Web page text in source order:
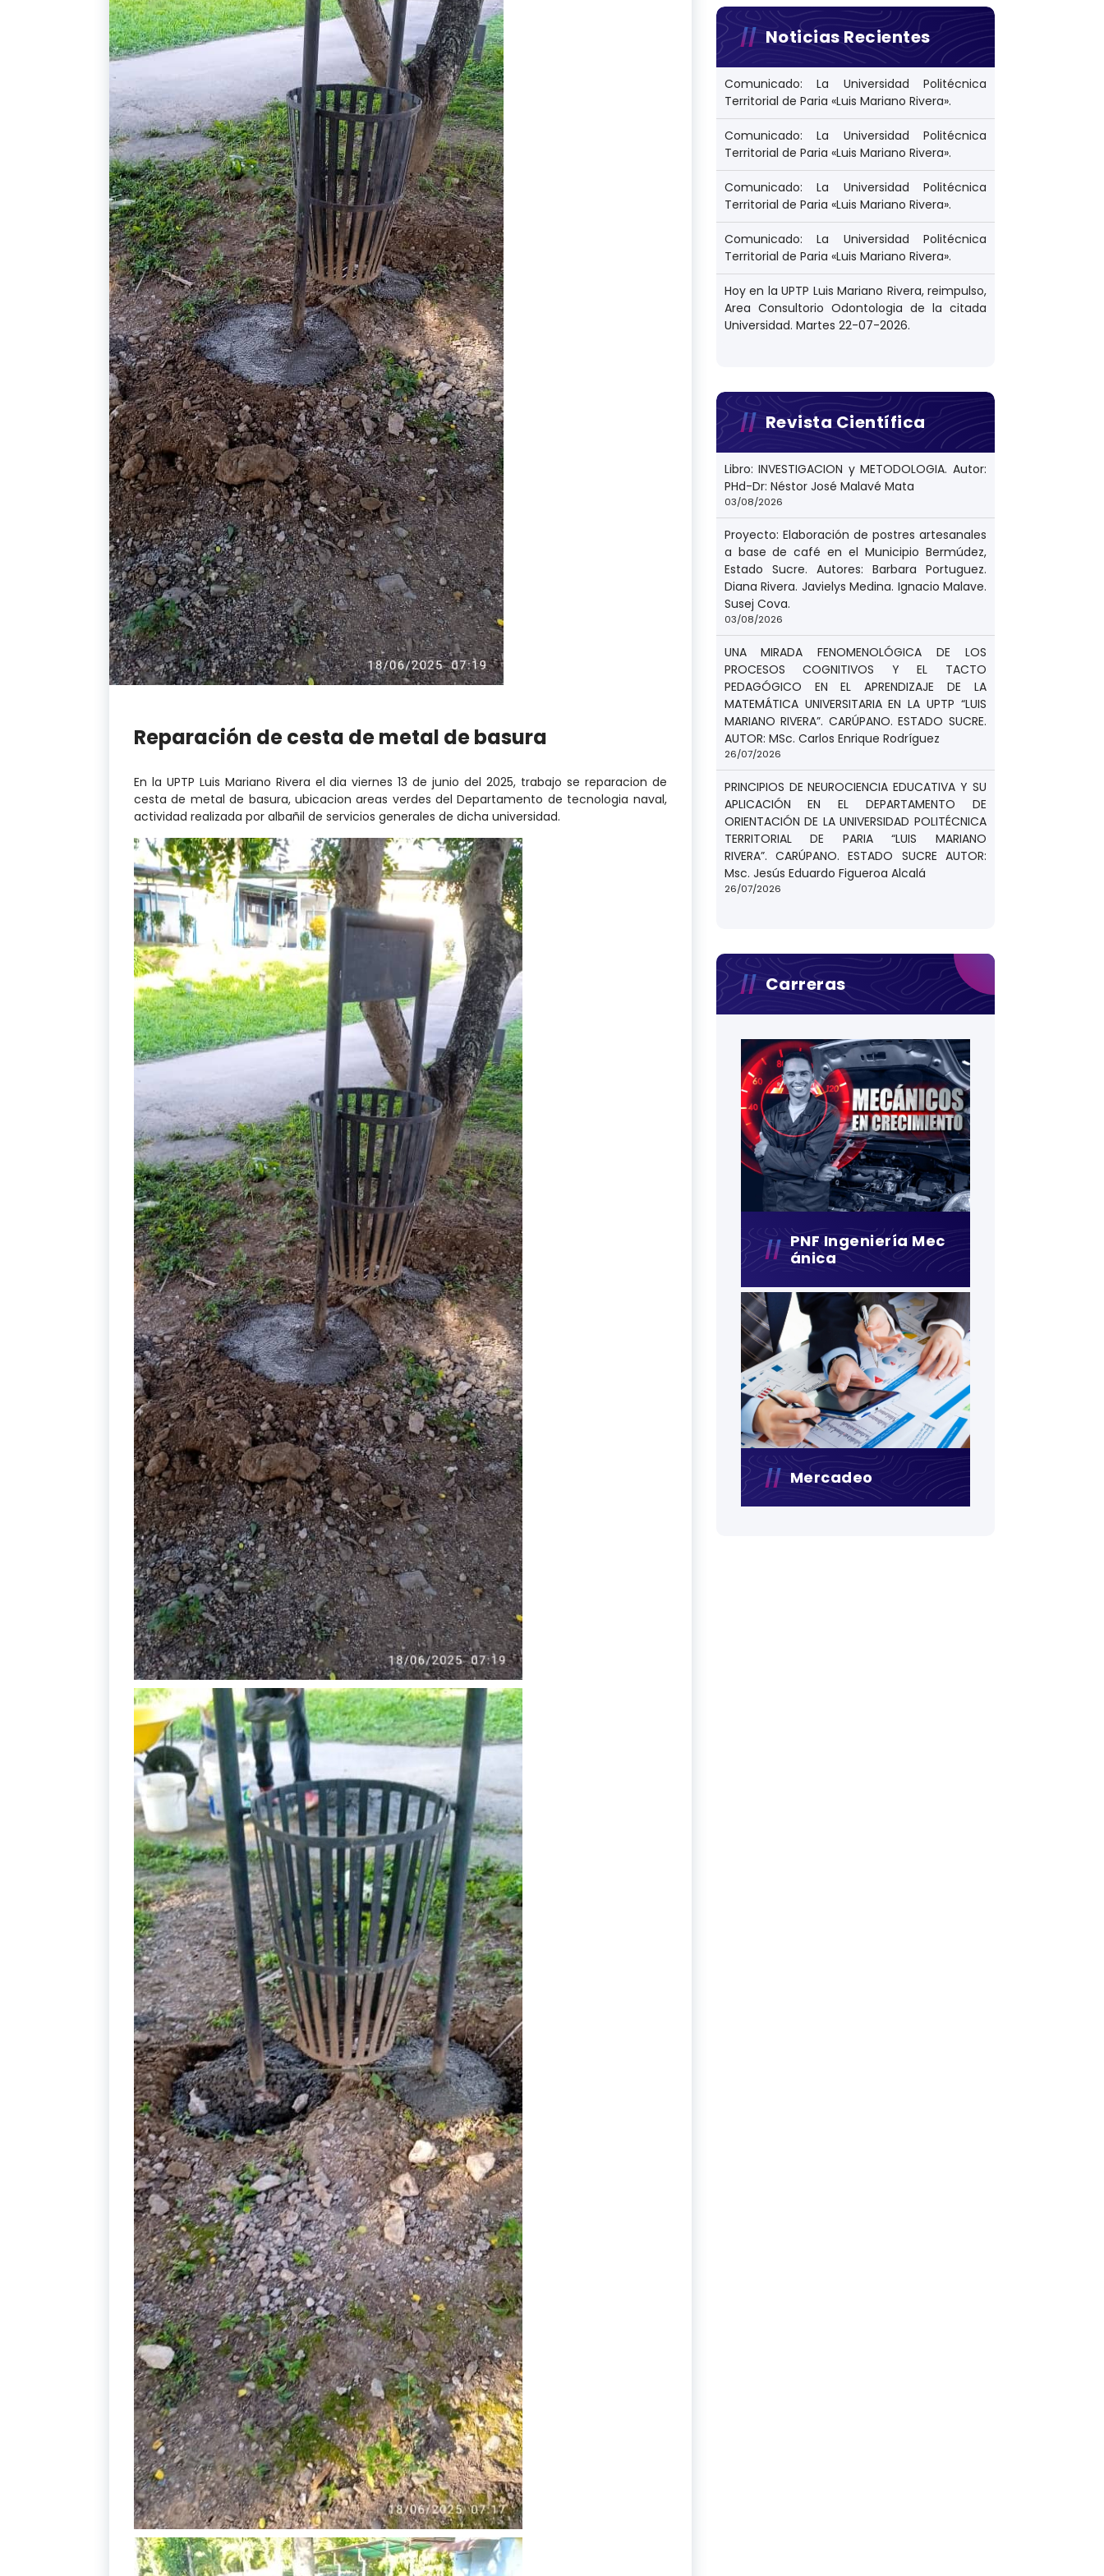
Reparación de cesta de metal de basura
En la UPTP Luis Mariano Rivera el dia viernes 13 de junio del 2025, trabajo se reparacion de
cesta de metal de basura, ubicacion areas verdes del Departamento de tecnologia naval,
actividad realizada por albañil de servicios generales de dicha universidad.
Noticias Recientes
Comunicado: La Universidad Politécnica
Territorial de Paria «Luis Mariano Rivera».
Comunicado: La Universidad Politécnica
Territorial de Paria «Luis Mariano Rivera».
Comunicado: La Universidad Politécnica
Territorial de Paria «Luis Mariano Rivera».
Comunicado: La Universidad Politécnica
Territorial de Paria «Luis Mariano Rivera».
Hoy en la UPTP Luis Mariano Rivera, reimpulso,
Area Consultorio Odontologia de la citada
Universidad. Martes 22-07-2026.
Revista Científica
Libro: INVESTIGACION y METODOLOGIA. Autor:
PHd-Dr: Néstor José Malavé Mata
03/08/2026
Proyecto: Elaboración de postres artesanales
a base de café en el Municipio Bermúdez,
Estado Sucre. Autores: Barbara Portuguez.
Diana Rivera. Javielys Medina. Ignacio Malave.
Susej Cova.
03/08/2026
UNA MIRADA FENOMENOLÓGICA DE LOS
PROCESOS COGNITIVOS Y EL TACTO
PEDAGÓGICO EN EL APRENDIZAJE DE LA
MATEMÁTICA UNIVERSITARIA EN LA UPTP “LUIS
MARIANO RIVERA”. CARÚPANO. ESTADO SUCRE.
AUTOR: MSc. Carlos Enrique Rodríguez
26/07/2026
PRINCIPIOS DE NEUROCIENCIA EDUCATIVA Y SU
APLICACIÓN EN EL DEPARTAMENTO DE
ORIENTACIÓN DE LA UNIVERSIDAD POLITÉCNICA
TERRITORIAL DE PARIA “LUIS MARIANO
RIVERA”. CARÚPANO. ESTADO SUCRE AUTOR:
Msc. Jesús Eduardo Figueroa Alcalá
26/07/2026
Carreras
PNF Ingeniería Mec
Ánica
Mercadeo